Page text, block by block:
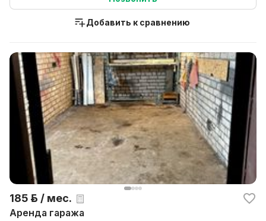
Добавить к сравнению
185 р. / мес.
Аренда гаража